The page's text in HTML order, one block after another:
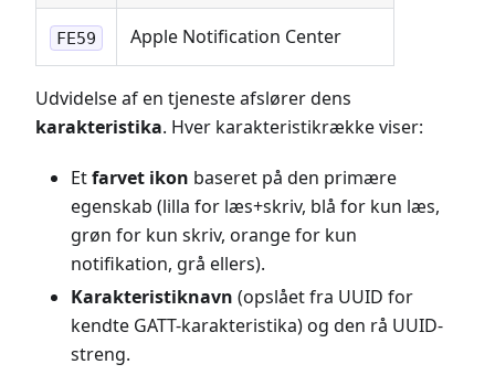
FE59 Apple Notification Center
Udvidelse af en tjeneste afslører dens
karakteristika. Hver karakteristikrække viser:
Etfarvet ikon baseret på den primære
egenskab (lilla for læs+skriv, blå for kun læs,
grøn for kun skriv, orange for kun
notifikation, grå ellers).
Karakteristiknavn (opslået fra UUID for
kendte GATT-karakteristika) og den rå UUID-
streng.